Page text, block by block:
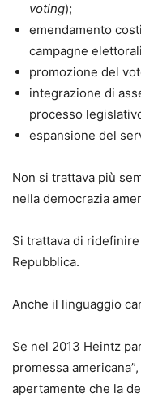
voting);
emendamento
campagne
promozione del
integrazione di
processo
espansione del
Non si trattava più
nella democrazia
Si trattava di
Repubblica.
Anche il linguaggio
Se nel 2013 Heintz
promessa
apertamente che la